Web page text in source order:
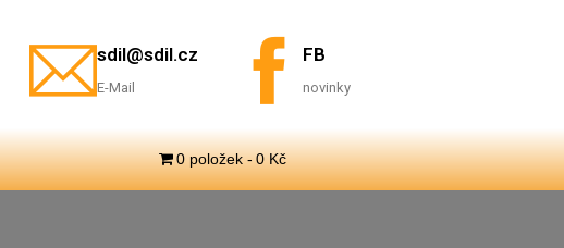
sdil@sdil.cz
E-Mail
FB
novinky
0 položek 0 Kč